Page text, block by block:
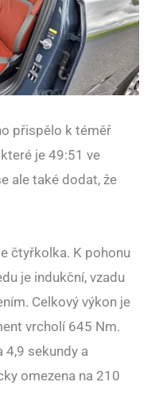
přispělo k téměř
je 49:51 ve
ale také dodat, že
čtyřkolka. K pohonu
je indukční, vzadu
Celkový výkon je
vrcholí 645 Nm.
4,9 sekundy a
omezena na 210